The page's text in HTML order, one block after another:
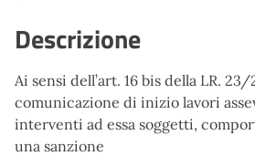
Descrizione
Ai sensi dell’art. 16 bis della LR.
comunicazione di inizio lavori
interventi ad essa soggetti,
una sanzione